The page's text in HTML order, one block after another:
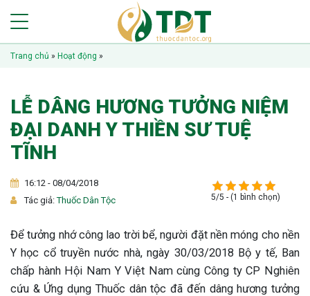
Trang chủ » Hoạt động »
LỄ DÂNG HƯƠNG TƯỞNG NIỆM
ĐẠI DANH Y THIỀN SƯ TUỆ
TĨNH
16:12 - 08/04/2018
Tác giả:Thuốc Dân Tộc 5/5 - (1 bình chọn)
Để tưởng nhớ công lao trời bể, người đặt nền móng cho nền
Y học cổ truyền nước nhà, ngày 30/03/2018 Bộ y tế, Ban
chấp hành Hội Nam Y Việt Nam cùng Công ty CP Nghiên
cứu & Ứng dụng Thuốc dân tộc đã đến dâng hương tưởng